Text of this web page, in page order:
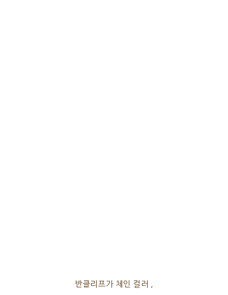
반클리프가 체인 컬러 ,